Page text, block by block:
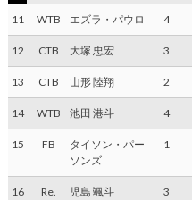
11 WTB エズラ・パウロ 4
12 CTB 大塚 忠宏 3
13 CTB 山形 陸翔 2
14 WTB 池田 港斗 4
15 FB
タイソン・パー
ソンズ
1
16 Re. 児島 颯斗 3